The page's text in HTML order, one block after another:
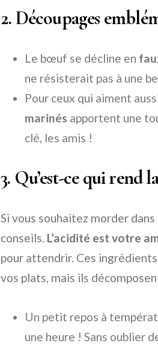
2. Découpages
Le bœuf se décline en
ne résisterait pas à une
Pour ceux qui aiment
marinés apportent une
clé, les amis !
3. Qu’est-ce qui rend
Si vous souhaitez morder
conseils. L’acidité est votre
pour attendrir. Ces
vos plats, mais ils
Un petit repos à
une heure ! Sans oublier